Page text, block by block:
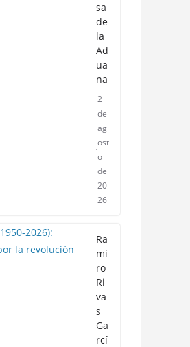
sa
de
la
Ad
ua
na
2
de
ag
ost
o
de
20
26
Ra
mi
ro
Ri
va
s
Ga
rcí